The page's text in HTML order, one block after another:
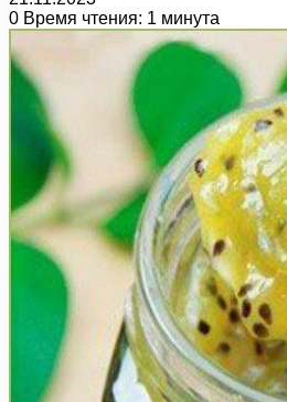
0 Время чтения: 1 минута